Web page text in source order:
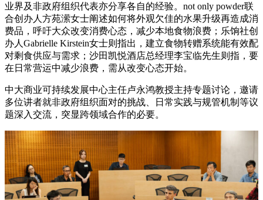
业界及非政府组织代表亦分享各自的经验。not only powder联
合创办人方苑潆女士阐述如何将外观欠佳的水果升级再造成消
费品，呼吁大众改变消费心态，减少本地食物浪费；乐饷社创
办人Gabrielle Kirstein女士则指出，建立食物转赠系统能有效配
对剩食供应与需求；沙田凯悦酒店总经理李宝临先生则指，要
在日常营运中减少浪费，需从改变心态开始。
中大商业可持续发展中心主任卢永鸿教授主持专题讨论，邀请
多位讲者就非政府组织面对的挑战、日常实践与规管机制等议
题深入交流，突显跨领域合作的必要。